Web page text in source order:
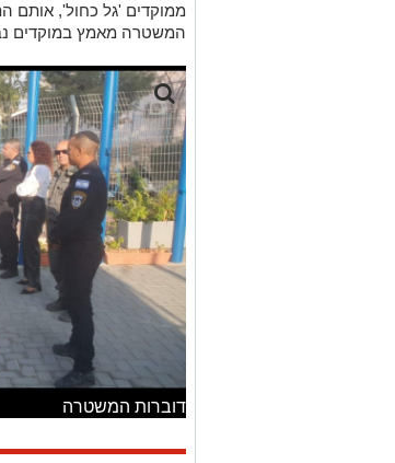
ממוקדים 'גל כחול', אותם
המשטרה מאמץ במוקדים
דוברות המשטרה